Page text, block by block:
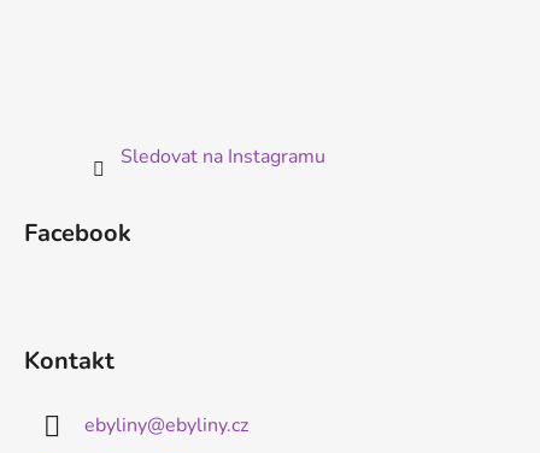
Sledovat na Instagramu
Facebook
Kontakt
ebyliny@ebyliny.cz